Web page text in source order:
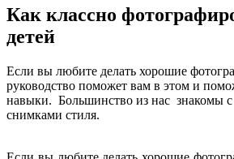
Как классно
детей
Если вы любите делать хорошие
руководство поможет вам в этом и
навыки. Большинство из нас знакомы
снимками стиля.